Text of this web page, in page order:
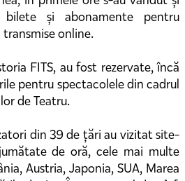
și abonamente pentru
online.
FITS, au fost rezervate, încă
pentru spectacolele din cadrul
de Teatru.
din 39 de țări au vizitat site-
de oră, cele mai multe
Austria, Japonia, SUA, Marea